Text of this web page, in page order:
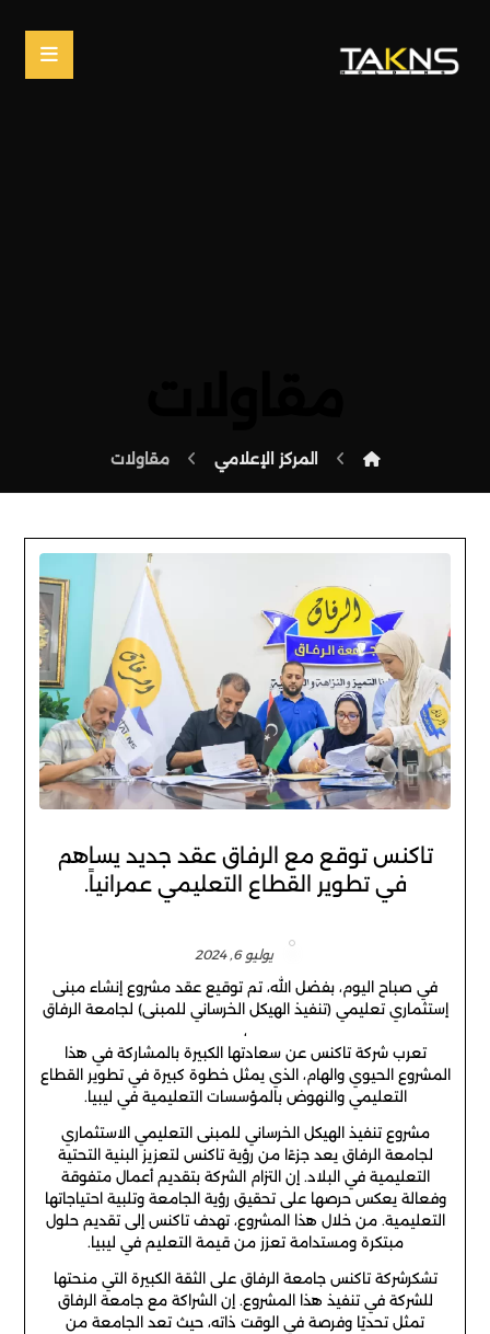
المركز الإعلامي مقاولات
تاكنس توقع مع الرفاق عقد جديد يساهم
في تطوير القطاع التعليمي عمرانياً.
يوليو 6, 2024
في صباح اليوم، بفضل الله، تم توقيع عقد مشروع إنشاء مبنى
إستثماري تعليمي (تنفيذ الهيكل الخرساني للمبنى) لجامعة الرفاق
،
تعرب شركة تاكنس عن سعادتها الكبيرة بالمشاركة في هذا
المشروع الحيوي والهام، الذي يمثل خطوة كبيرة في تطوير القطاع
التعليمي والنهوض بالمؤسسات التعليمية في ليبيا.
مشروع تنفيذ الهيكل الخرساني للمبنى التعليمي الاستثماري
لجامعة الرفاق يعد جزءًا من رؤية تاكنس لتعزيز البنية التحتية
التعليمية في البلاد. إن التزام الشركة بتقديم أعمال متفوقة
وفعالة يعكس حرصها على تحقيق رؤية الجامعة وتلبية احتياجاتها
التعليمية. من خلال هذا المشروع، تهدف تاكنس إلى تقديم حلول
مبتكرة ومستدامة تعزز من قيمة التعليم في ليبيا.
تشكرشركة تاكنس جامعة الرفاق على الثقة الكبيرة التي منحتها
للشركة في تنفيذ هذا المشروع. إن الشراكة مع جامعة الرفاق
تمثل تحديًا وفرصة في الوقت ذاته، حيث تعد الجامعة من